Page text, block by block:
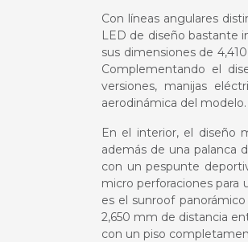
Con líneas angulares
LED de diseño bastante
sus dimensiones de
Complementando el
versiones, manijas
aerodinámica del modelo.
En el interior, el diseño
además de una palanca
con un pespunte
micro perforaciones para
es el sunroof
2,650 mm de distancia
con un piso